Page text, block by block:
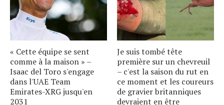
« Cette équipe se sent
comme à la maison » –
Isaac del Toro s'engage
dans l'UAE Team
Emirates-XRG jusqu'en
2031
Je suis tombé tête
première sur un chevreuil
– c'est la saison du rut en
ce moment et les coureurs
de gravier britanniques
devraient en être